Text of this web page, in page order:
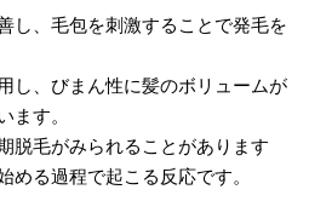
し、毛包を刺激することで発毛を
し、びまん性に髪のボリュームが
ます。
脱毛がみられることがあります
める過程で起こる反応です。